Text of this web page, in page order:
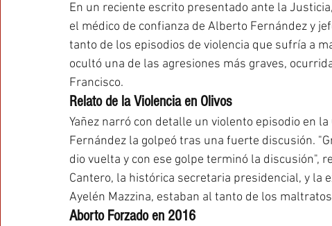
En un reciente escrito presentado ante la
el médico de confianza de Alberto Fernández y
tanto de los episodios de violencia que sufría a
ocultó una de las agresiones más graves,
Francisco.
Relato de la Violencia en Olivos
Yañez narró con detalle un violento episodio en
Fernández la golpeó tras una fuerte discusión.
dio vuelta y con ese golpe terminó la discusión",
Cantero, la histórica secretaria presidencial, y la
Ayelén Mazzina, estaban al tanto de los
Aborto Forzado en 2016